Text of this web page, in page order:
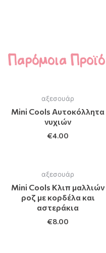
Παρόμοια
αξεσουάρ
Mini Cools Αυτοκόλλητα
νυχιών
€4.00
αξεσουάρ
Mini Cools Kλιπ μαλλιών
ροζ με κορδέλα και
αστεράκια
€8.00